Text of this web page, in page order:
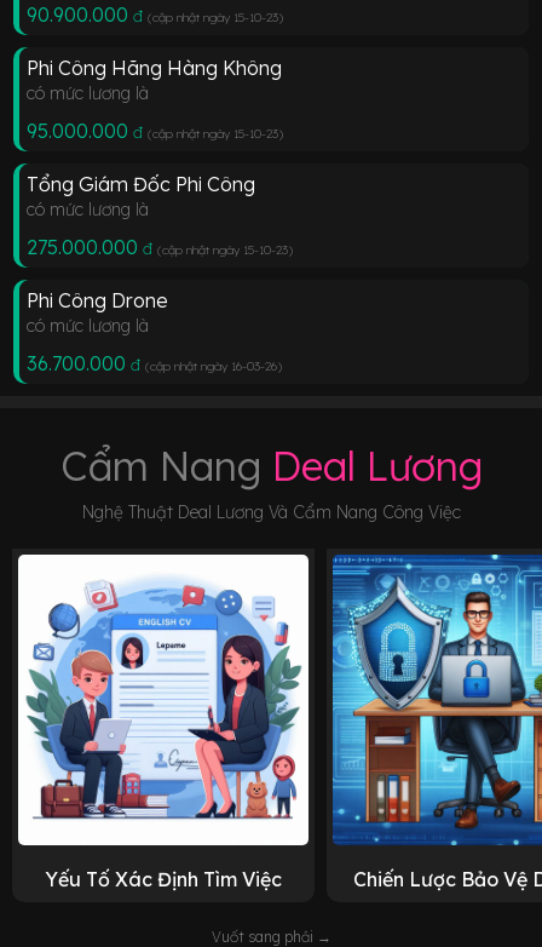
90.900.000 đ (cập nhật ngày 15-10-23)
Phi Công Hãng Hàng Không
có mức lương là
95.000.000 đ (cập nhật ngày 15-10-23)
Tổng Giám Đốc Phi Công
có mức lương là
275.000.000 đ (cập nhật ngày 15-10-23)
Phi Công Drone
có mức lương là
36.700.000 đ (cập nhật ngày 16-03-26)
Cẩm Nang Deal Lương
Nghệ Thuật Deal Lương Và Cẩm Nang Công Việc
Yếu Tố Xác Định Tìm Việc Chiến Lược Bảo Vệ
Vuốt sang phải →